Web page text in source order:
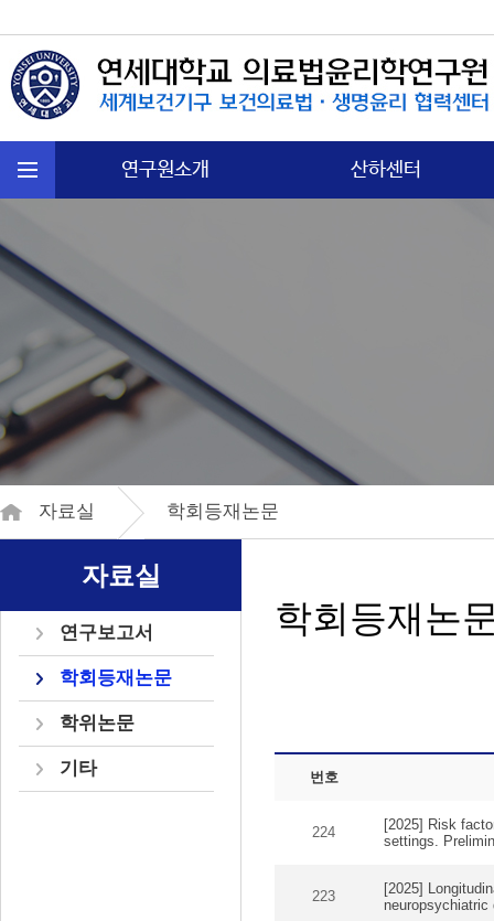
연구원소개 산하센터
자료실 학회등재논문
자료실
연구보고서
학회등재논문
학위논문
기타
학회등재논
번호
224
[2025] Risk
settings.
223
[2025]
neuropsychiatric